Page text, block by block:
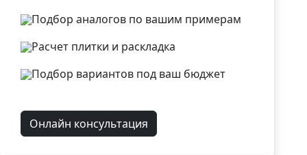
Подбор аналогов по вашим примерам
Расчет плитки и раскладка
Подбор вариантов под ваш бюджет
Онлайн консультация